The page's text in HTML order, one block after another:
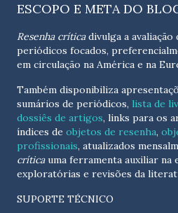
ESCOPO E META DO
Resenha críticadivulga a avaliação
periódicos focados,
em circulação na América e na
Também disponibiliza
sumários de periódicos, lista de
dossiês de artigos, links para os
índices de objetos de resenha,
profissionais, atualizados
críticauma ferramenta auxiliar na
exploratórias e revisões da
SUPORTE TÉCNICO